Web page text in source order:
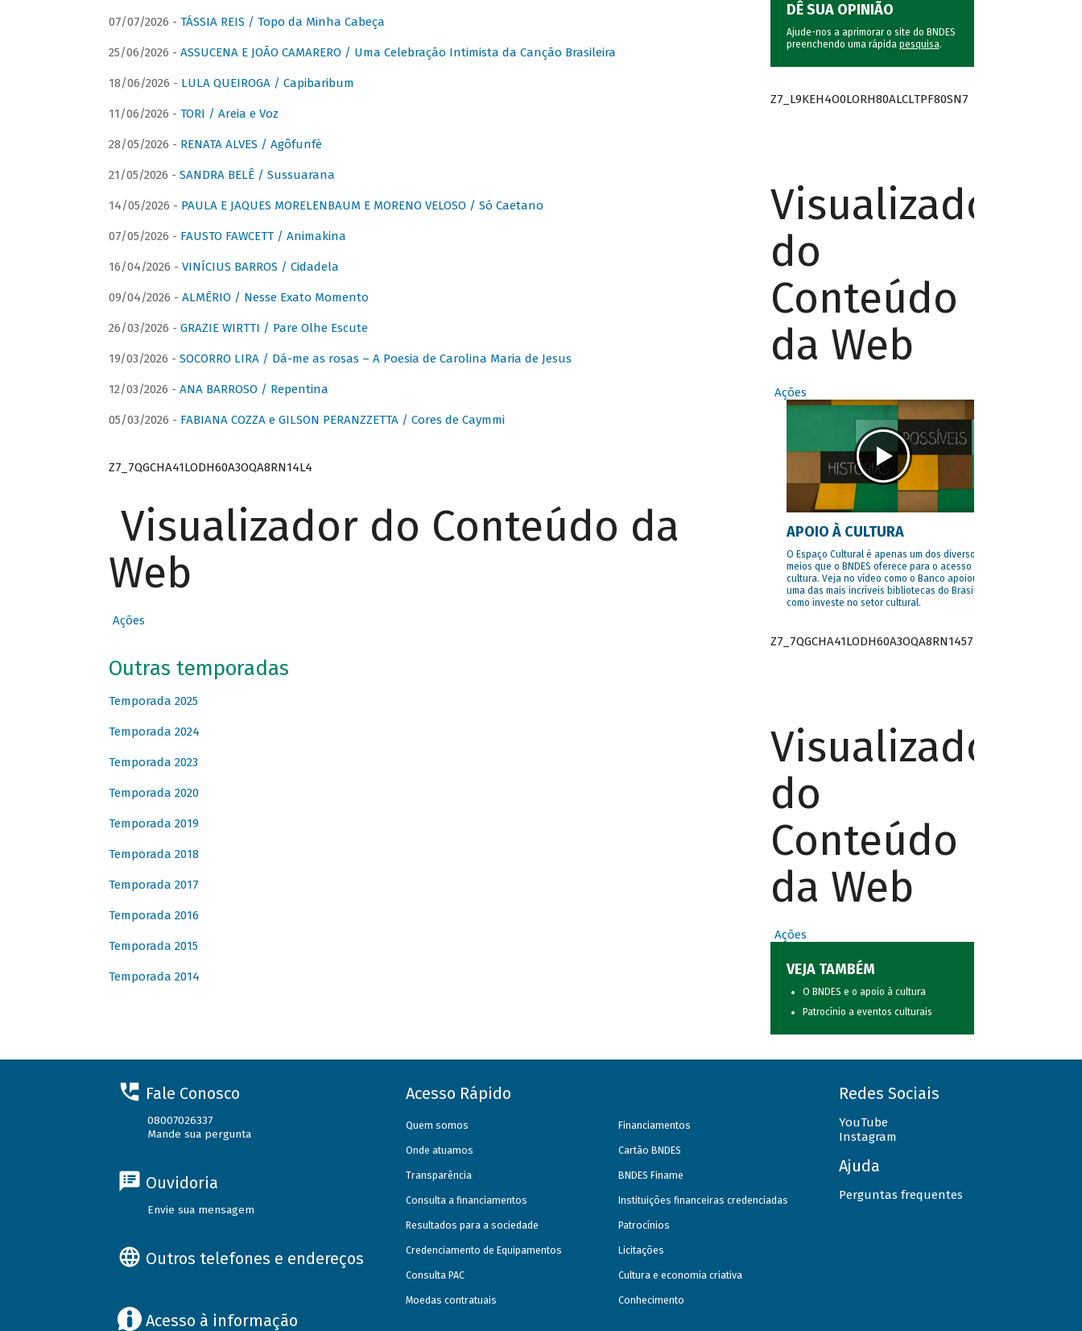
07/07/2026 - TÁSSIA REIS / Topo da Minha Cabeça
25/06/2026 - ASSUCENA E JOÃO CAMARERO / Uma Celebração Intimista da Canção Brasileira
18/06/2026 - LULA QUEIROGA / Capibaribum
11/06/2026 - TORI / Areia e Voz
28/05/2026 - RENATA ALVES / Agôfunfè
21/05/2026 - SANDRA BELÊ / Sussuarana
14/05/2026 - PAULA E JAQUES MORELENBAUM E MORENO VELOSO / Só Caetano
07/05/2026 - FAUSTO FAWCETT / Animakina
16/04/2026 - VINÍCIUS BARROS / Cidadela
09/04/2026 - ALMÉRIO / Nesse Exato Momento
26/03/2026 - GRAZIE WIRTTI / Pare Olhe Escute
19/03/2026 - SOCORRO LIRA / Dá-me as rosas – A Poesia de Carolina Maria de Jesus
12/03/2026 - ANA BARROSO / Repentina
05/03/2026 - FABIANA COZZA e GILSON PERANZZETTA / Cores de Caymmi
Z7_7QGCHA41LODH60A3OQA8RN14L4
Visualizador do Conteúdo da
Web
Ações
Outras temporadas
Temporada 2025
Temporada 2024
Temporada 2023
Temporada 2020
Temporada 2019
Temporada 2018
Temporada 2017
Temporada 2016
Temporada 2015
Temporada 2014
DÊ SUA OPINIÃO
Ajude-nos a aprimorar o site do BNDES
preenchendo uma rápida pesquisa.
Z7_L9KEH4O0LORH80ALCLTPF80SN7
Visualizador
do
Conteúdo
da Web
Ações
APOIO À CULTURA
O Espaço Cultural é apenas um dos diversos
meios que o BNDES oferece para o acesso à
cultura. Veja no vídeo como o Banco apoiou
uma das mais incríveis bibliotecas do Brasil e
como investe no setor cultural.
Z7_7QGCHA41LODH60A3OQA8RN1457
Visualizador
do
Conteúdo
da Web
Ações
VEJA TAMBÉM
O BNDES e o apoio à cultura
Patrocínio a eventos culturais
Fale Conosco
08007026337
Mande sua pergunta
Ouvidoria
Envie sua mensagem
Outros telefones e endereços
Acesso à informação
Acesso Rápido
Quem somos
Onde atuamos
Transparência
Consulta a financiamentos
Resultados para a sociedade
Credenciamento de Equipamentos
Consulta PAC
Moedas contratuais
Financiamentos
Cartão BNDES
BNDES Finame
Instituições financeiras credenciadas
Patrocínios
Licitações
Cultura e economia criativa
Conhecimento
Redes Sociais
YouTube
Instagram
Ajuda
Perguntas frequentes